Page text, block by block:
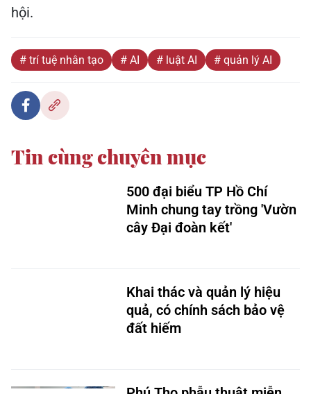
hội.
# trí tuệ nhân tạo # AI # luật AI # quản lý AI
Tin cùng chuyên mục
500 đại biểu TP Hồ Chí
Minh chung tay trồng 'Vườn
cây Đại đoàn kết'
Khai thác và quản lý hiệu
quả, có chính sách bảo vệ
đất hiếm